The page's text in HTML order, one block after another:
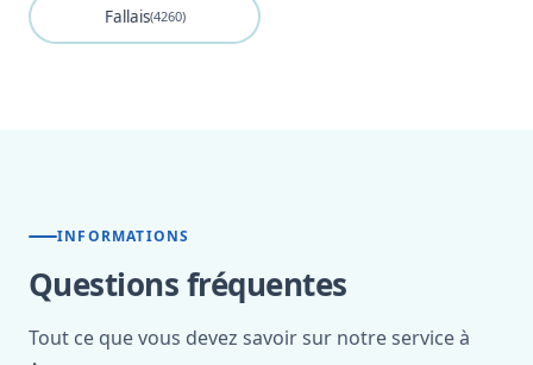
Fallais(4260)
INFORMATIONS
Questions fréquentes
Tout ce que vous devez savoir sur notre service à